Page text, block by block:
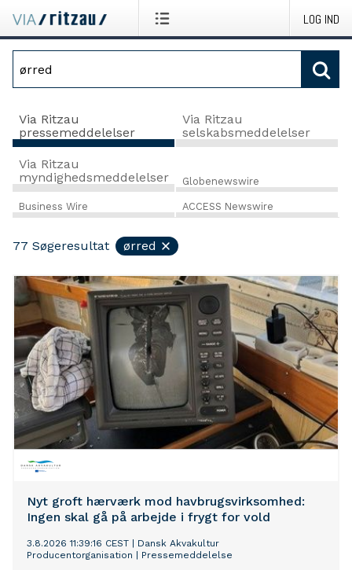
LOG IND
Via Ritzau
pressemeddelelser
Via Ritzau
selskabsmeddelelser
Via Ritzau
myndighedsmeddelelser
Globenewswire
Business Wire ACCESS Newswire
77 Søgeresultat ørred
Nyt groft hærværk mod havbrugsvirksomhed:
Ingen skal gå på arbejde i frygt for vold
3.8.2026 11:39:16 CEST
Dansk Akvakultur
Producentorganisation
Pressemeddelelse